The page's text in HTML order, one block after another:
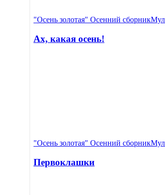
"Осень золотая" Осенний сборник
Ах, какая осень!
"Осень золотая" Осенний сборник
Первоклашки